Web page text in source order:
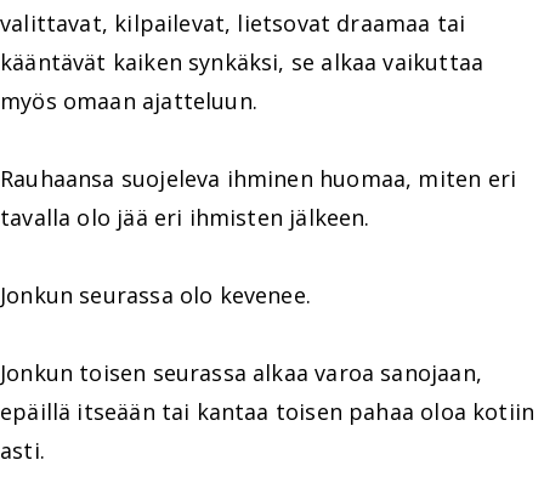
valittavat, kilpailevat, lietsovat draamaa tai
kääntävät kaiken synkäksi, se alkaa vaikuttaa
myös omaan ajatteluun.
Rauhaansa suojeleva ihminen huomaa, miten eri
tavalla olo jää eri ihmisten jälkeen.
Jonkun seurassa olo kevenee.
Jonkun toisen seurassa alkaa varoa sanojaan,
epäillä itseään tai kantaa toisen pahaa oloa kotiin
asti.